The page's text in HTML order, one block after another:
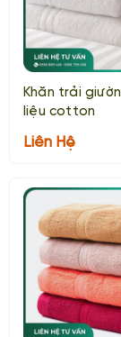
Khăn trải
liệu cotton
Liên Hệ